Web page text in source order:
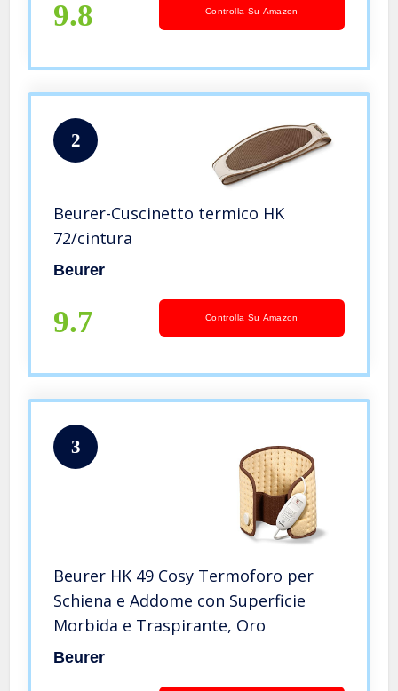
9.8 Controlla Su Amazon
2
Beurer-Cuscinetto termico HK
72/cintura
Beurer
9.7 Controlla Su Amazon
3
Beurer HK 49 Cosy Termoforo per
Schiena e Addome con Superficie
Morbida e Traspirante, Oro
Beurer